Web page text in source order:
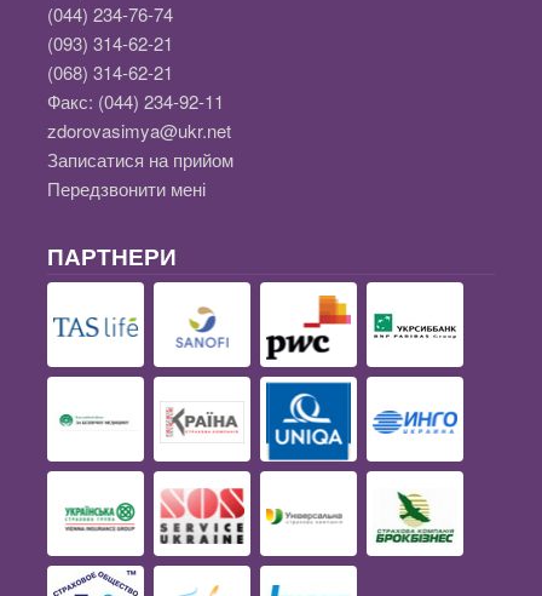
(044) 234-76-74
(093) 314-62-21
(068) 314-62-21
Факс: (044) 234-92-11
zdorovasimya@ukr.net
Записатися на прийом
Передзвонити мені
ПАРТНЕРИ